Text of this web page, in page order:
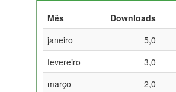
Mês Downloads
janeiro
5,0
fevereiro
3,0
março
2,0